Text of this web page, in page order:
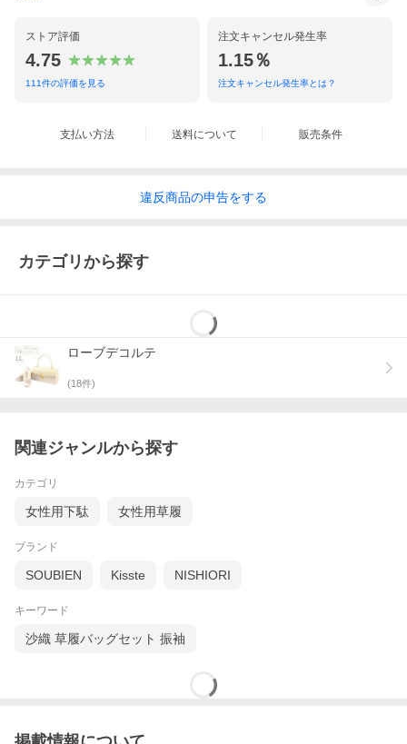
「業務に支障がでる」とお叱りを受けてしまった事がございま
表示納期より遅延している場合以外は、お待ちいただけましたら
幸いです。
ご不便をおかけ致しますが、ご容赦くださいますようお願い申し
〜フォーマルシーンにふさわしい高級感溢れるオーロラのような
輝き☆1セット持っていれば安心♪あらゆる礼装スタイルに重宝す
良いお着物、良い帯にはやはりよい小物を。
第一礼装の留め袖から訪問着や付下げまで幅広くご使用いただけ
気品あふれる高品質な日本製草履。
バッグのお色はパールホワイト地にシルバーの金属糸をあしらっ
た煌めきのあるエレガントなお品です。
金具部分はゴールドの輝きで気品溢れる装いをお楽しみいただけ
きさです＾＾
めきのあるパールホワイト＆シルバー♪
普段踵の高い靴を履く機会のないお方でも疲れにくく無理のない
また、鼻緒の裏（足の甲に当たる部分）は布地のため痛くなりに
くい構造になっているのもポイントです♪
サイズ選びの目安は、草履台から少し踵が出る位が美しい着姿と
されています。
小物を変えるだけで雰囲気が変わって見えます。
518/081 w 75015 E-set-s-LL hara 52502202
ストア評価
4.75
111件の評価を見る
注文キャンセル発生率
1.15％
注文キャンセル発生率とは？
支払い方法 送料について 販売条件
違反商品の申告をする
カテゴリから探す
ローブデコルテ
(18件)
関連ジャンルから探す
カテゴリ
女性用下駄 女性用草履
ブランド
SOUBIEN Kisste NISHIORI
キーワード
沙織 草履バッグセット 振袖